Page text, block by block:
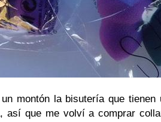
montón la bisutería que tienen
así que me volví a comprar